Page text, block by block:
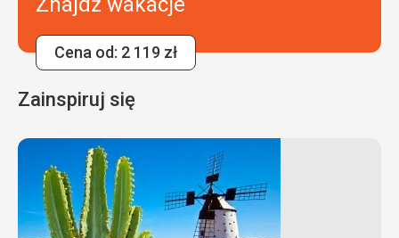
Cena od: 2 119 zł
Zainspiruj się